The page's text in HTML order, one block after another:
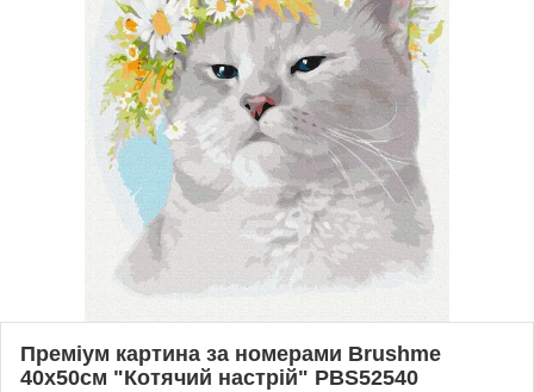
Преміум картина за номерами Brushme
40x50см "Котячий настрій" PBS52540